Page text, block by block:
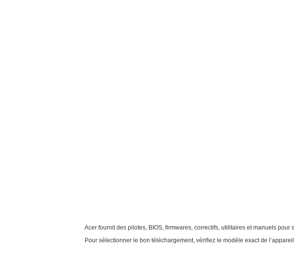
Acer fournit des pilotes, BIOS, firmwares, correctifs, utilitaires et manuels
Pour sélectionner le bon téléchargement, vérifiez le modèle exact de